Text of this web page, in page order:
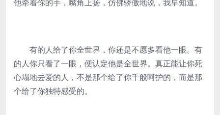
他牵着你的手，嘴角上扬，仿佛骄傲地说，我早知道。
有的人给了你全世界，你还是不愿多看他一眼。有
的人你只看了一眼，便认定他是全世界。真正能让你死
心塌地去爱的人，不是那个给了你千般呵护的，而是那
个给了你独特感受的。